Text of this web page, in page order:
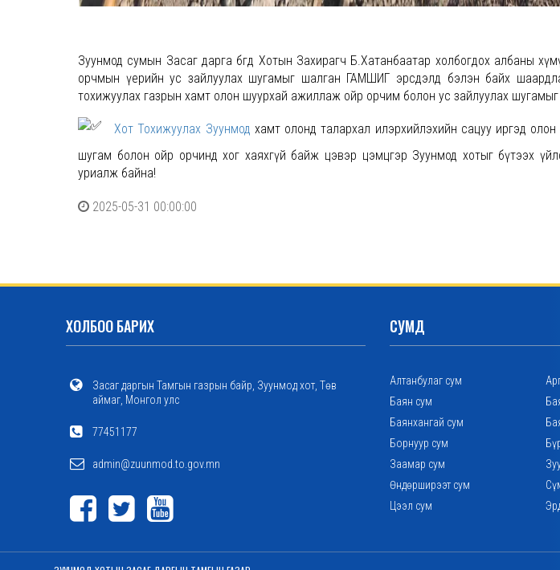
Зуунмод сумын Засаг дарга бөгөөд Хотын Захирагч Б.Хатанбаатар холбогдох албаны
орчмын үерийн ус зайлуулах шугамыг шалган ГАМШИГ эрсдэлд бэлэн байх
тохижуулах газрын хамт олон шуурхай ажиллаж ойр орчим болон ус зайлуулах
Хот Тохижуулах Зуунмод хамт олонд талархал илэрхийлэхийн сацуу иргэд
шугам болон ойр орчинд хог хаяхгүй байж цэвэр цэмцгэр Зуунмод хотыг бүтээх
уриалж байна!
2025-05-31 00:00:00
ХОЛБОО БАРИХ
Засаг даргын Тамгын газрын байр, Зуунмод хот, Төв
аймаг, Монгол улс
77451177
admin@zuunmod.to.gov.mn
СУМД
Алтанбулаг сум
Баян сум
Баянхангай сум
Борнуур сум
Заамар сум
Өндөрширээт сум
Цээл сум